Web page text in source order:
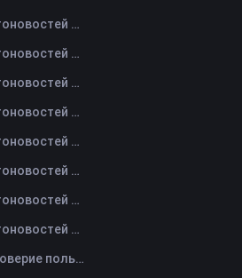
Краткий обзор криптоновостей FameEX за сегодня | 7 августа 2026 г
Краткий обзор криптоновостей FameEX за сегодня | 6 августа 2026 г
Краткий обзор криптоновостей FameEX за сегодня | 5 августа 2026 г
Краткий обзор криптоновостей FameEX за сегодня | 4 августа 2026 г
Краткий обзор криптоновостей FameEX за сегодня | 3 августа 2026 г
Краткий обзор криптоновостей FameEX за сегодня | 31 июля 2026 г
Краткий обзор криптоновостей FameEX за сегодня | 30 июля 2026 г
Краткий обзор криптоновостей FameEX за сегодня | 29 июля 2026 г
FameEX укрепляет доверие пользователей благодаря восьми годам стабильной работы и глобальному росту